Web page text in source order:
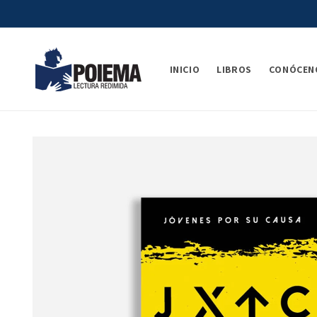
al contenido
INICIO LIBROS